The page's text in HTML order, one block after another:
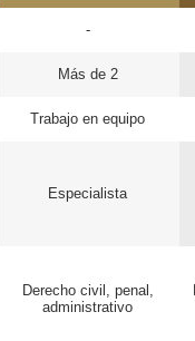
-
Más de 2
Trabajo en equipo
Especialista
Derecho civil, penal,
administrativo